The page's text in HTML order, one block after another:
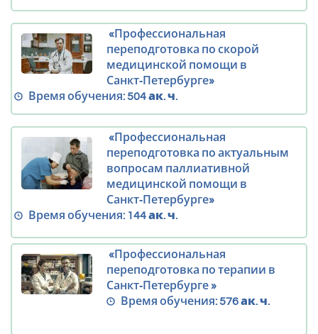
«Профессиональная
переподготовка по скорой
медицинской помощи в
Санкт‑Петербурге»
Время обучения:504 ак. ч.
«Профессиональная
переподготовка по актуальным
вопросам паллиативной
медицинской помощи в
Санкт‑Петербурге»
Время обучения: 144 ак. ч.
«Профессиональная
переподготовка по терапии в
Санкт‑Петербурге »
Время обучения:576 ак. ч.